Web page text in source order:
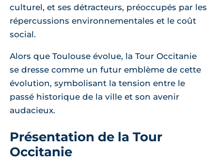
culturel, et ses détracteurs, préoccupés par les
répercussions environnementales et le coût
social.
Alors que Toulouse évolue, la Tour Occitanie
se dresse comme un futur emblème de cette
évolution, symbolisant la tension entre le
passé historique de la ville et son avenir
audacieux.
Présentation de la Tour
Occitanie